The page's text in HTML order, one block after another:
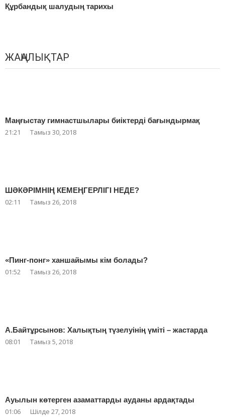
Құрбандық шалудың тарихы
ЖАҢАЛЫҚТАР
Маңғыстау гимнастшылары биіктерді бағындырмақ
21:21 Тамыз 30, 2018
ШӘКӘРІМНІҢ КЕМЕҢГЕРЛІГІ НЕДЕ?
02:11 Тамыз 26, 2018
«Пинг-понг» ханшайымы кім болады?
01:52 Тамыз 26, 2018
А.Байтұрсынов: Халықтың түзелуінің үміті – жастарда
08:01 Тамыз 5, 2018
Ауылын көтерген азаматтарды ауданы ардақтады
01:06 Шілде 27, 2018